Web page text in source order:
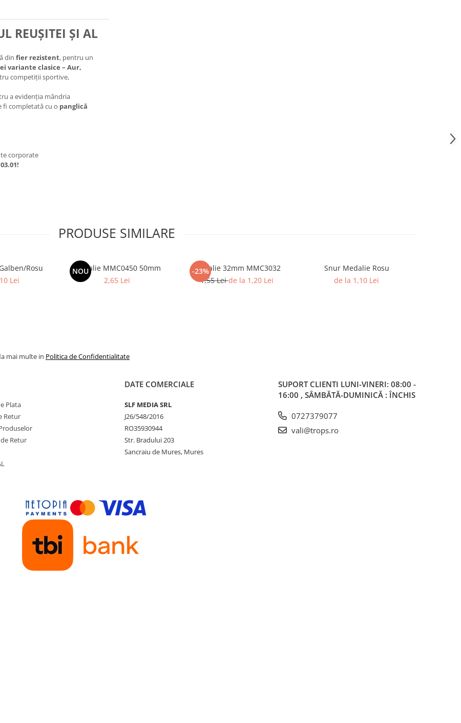
REUȘITEI ȘI AL
din fier rezistent, pentru un
variante clasice – Aur,
competiții sportive,
a evidenția mândria
fi completată cu o panglică
corporate
PRODUSE SIMILARE
Rosu
Lei
NOU
Medalie MMC0450 50mm
2,65 Lei
-23%
Medalie 32mm MMC3032
1,55 Leide la 1,20 Lei
Snur Medalie Rosu
de la 1,10 Lei
mai multe in Politica de Confidentialitate
Plata
Retur
Retur
DATE COMERCIALE
SLF MEDIA SRL
J26/548/2016
RO35930944
Str. Bradului 203
Sancraiu de Mures, Mures
SUPORT CLIENTI LUNI-VINERI: 08:00 -
16:00 , SÂMBĂTĂ-DUMINICĂ : ÎNCHIS
0727379077
vali@trops.ro